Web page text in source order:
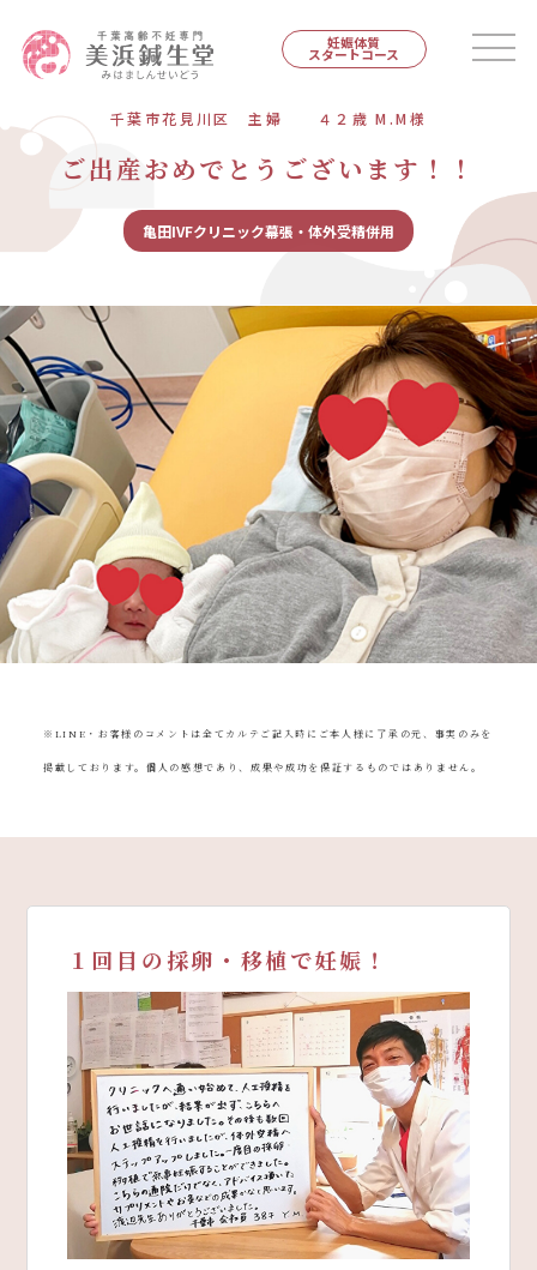
妊娠体質
スタートコース
080-4461-1473
LINE問い合わせ
ご出産おめでとうございます！！
千葉市花見川区 主婦 ４２歳 M.M様
亀田IVFクリニック幕張・体外受精併用
※LINE・お客様のコメントは全てカルテご記入時にご本人様に了承の元、事実のみを
掲載しております。個人の感想であり、成果や成功を保証するものではありません。
１回目の採卵・移植で妊娠！